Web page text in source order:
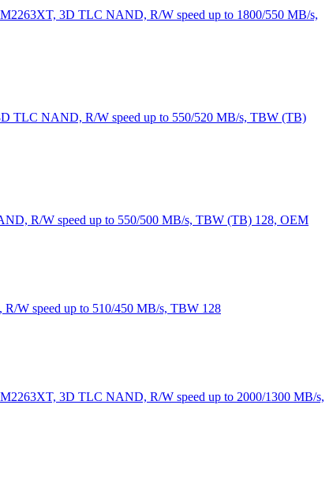
3D TLC NAND, R/W speed up to 1800/550 MB/s,
TLC NAND, R/W speed up to 550/520 MB/s, TBW (TB)
R/W speed up to 550/500 MB/s, TBW (TB) 128, OEM
W speed up to 510/450 MB/s, TBW 128
3D TLC NAND, R/W speed up to 2000/1300 MB/s,